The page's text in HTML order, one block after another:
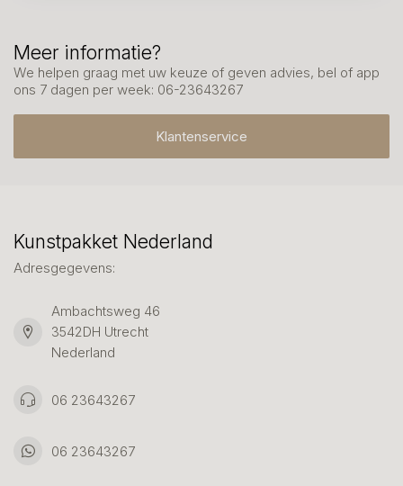
Meer informatie?
We helpen graag met uw keuze of geven advies, bel of app
ons 7 dagen per week: 06-23643267
Klantenservice
Kunstpakket Nederland
Adresgegevens:
Ambachtsweg 46
3542DH Utrecht
Nederland
06 23643267
06 23643267